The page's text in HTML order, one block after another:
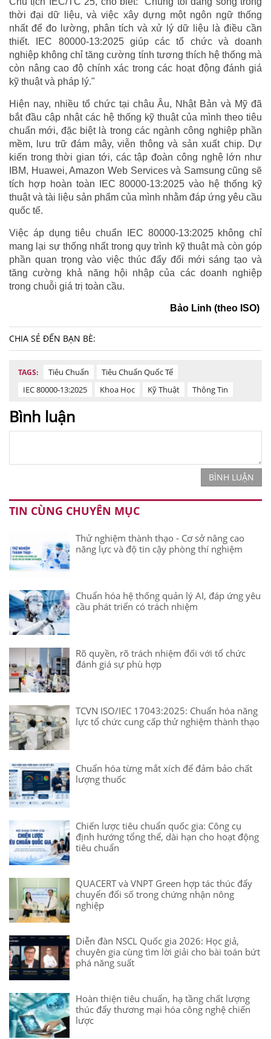
thời đại dữ liệu, và việc xây dựng một ngôn ngữ thống
nhất để đo lường, phân tích và xử lý dữ liệu là điều cần
thiết. IEC 80000-13:2025 giúp các tổ chức và doanh
nghiệp không chỉ tăng cường tính tương thích hệ thống mà
còn nâng cao độ chính xác trong các hoạt động đánh giá
kỹ thuật và pháp lý."
Hiện nay, nhiều tổ chức tại châu Âu, Nhật Bản và Mỹ đã
bắt đầu cập nhật các hệ thống kỹ thuật của mình theo tiêu
chuẩn mới, đặc biệt là trong các ngành công nghiệp phần
mềm, lưu trữ đám mây, viễn thông và sản xuất chip. Dự
kiến trong thời gian tới, các tập đoàn công nghệ lớn như
IBM, Huawei, Amazon Web Services và Samsung cũng sẽ
tích hợp hoàn toàn IEC 80000-13:2025 vào hệ thống kỹ
thuật và tài liệu sản phẩm của mình nhằm đáp ứng yêu cầu
quốc tế.
Việc áp dụng tiêu chuẩn IEC 80000-13:2025 không chỉ
mang lại sự thống nhất trong quy trình kỹ thuật mà còn góp
phần quan trọng vào việc thúc đẩy đổi mới sáng tạo và
tăng cường khả năng hội nhập của các doanh nghiệp
trong chuỗi giá trị toàn cầu.
Bảo Linh (theo ISO)
CHIA SẺ ĐẾN BẠN BÈ:
TAGS: Tiêu Chuẩn
Tiêu Chuẩn Quốc Tế
IEC 80000-13:2025
Khoa Học Kỹ Thuật Thông Tin
Bình luận
BÌNH LUẬN
TIN CÙNG CHUYÊN MỤC
Thử nghiệm thành thạo - Cơ sở nâng cao
năng lực và độ tin cậy phòng thí nghiệm
Chuẩn hóa hệ thống quản lý AI, đáp ứng yêu
cầu phát triển có trách nhiệm
Rõ quyền, rõ trách nhiệm đối với tổ chức
đánh giá sự phù hợp
TCVN ISO/IEC 17043:2025: Chuẩn hóa năng
lực tổ chức cung cấp thử nghiệm thành thạo
Chuẩn hóa từng mắt xích để đảm bảo chất
lượng thuốc
Chiến lược tiêu chuẩn quốc gia: Công cụ
định hướng tổng thể, dài hạn cho hoạt động
tiêu chuẩn
QUACERT và VNPT Green hợp tác thúc đẩy
chuyển đổi số trong chứng nhận nông
nghiệp
Diễn đàn NSCL Quốc gia 2026: Học giả,
chuyên gia cùng tìm lời giải cho bài toán bứt
phá năng suất
Hoàn thiện tiêu chuẩn, hạ tầng chất lượng
thúc đẩy thương mại hóa công nghệ chiến
lược